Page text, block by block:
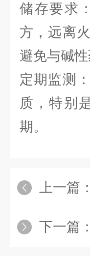
储存要求
方，远离
避免与碱
定期监测
质，特别
期。
上一篇：
下一篇：